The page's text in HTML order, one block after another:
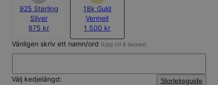
925 Sterling
Silver
975 kr
18k Guld
Vermeil
1 500 kr
Vänligen skriv ett namn/ord (Upp till 8 tecken):
Välj kedjelängd: Storleksguide